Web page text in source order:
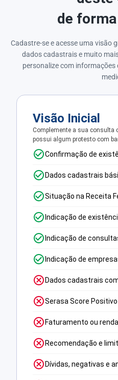
de
Cadastre-se e acesse uma visão
dados cadastrais e muito
personalize com
Visão Inicial
Complemente a sua consulta
possui algum protesto com
Confirmação de
Dados cadastrais
Situação na Receita
Indicação de
Indicação de
Indicação de
Dados cadastrais
Serasa Score Positivo
Faturamento ou
Recomendação e
Dívidas, negativas e